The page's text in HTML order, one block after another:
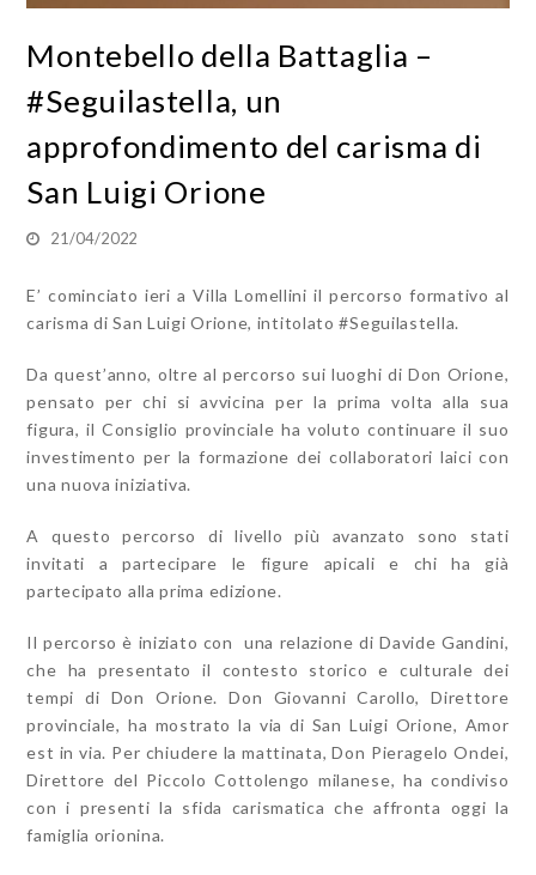
Montebello della Battaglia –
#Seguilastella, un
approfondimento del carisma di
San Luigi Orione
21/04/2022
E’ cominciato ieri a Villa Lomellini il percorso formativo al
carisma di San Luigi Orione, intitolato #Seguilastella.
Da quest’anno, oltre al percorso sui luoghi di Don Orione,
pensato per chi si avvicina per la prima volta alla sua
figura, il Consiglio provinciale ha voluto continuare il suo
investimento per la formazione dei collaboratori laici con
una nuova iniziativa.
A questo percorso di livello più avanzato sono stati
invitati a partecipare le figure apicali e chi ha già
partecipato alla prima edizione.
Il percorso è iniziato con una relazione di Davide Gandini,
che ha presentato il contesto storico e culturale dei
tempi di Don Orione. Don Giovanni Carollo, Direttore
provinciale, ha mostrato la via di San Luigi Orione, Amor
est in via. Per chiudere la mattinata, Don Pieragelo Ondei,
Direttore del Piccolo Cottolengo milanese, ha condiviso
con i presenti la sfida carismatica che affronta oggi la
famiglia orionina.